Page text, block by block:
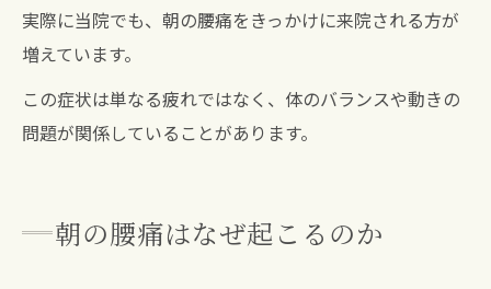
実際に当院でも、朝の腰痛をきっかけに来院される方が
増えています。
この症状は単なる疲れではなく、体のバランスや動きの
問題が関係していることがあります。
朝の腰痛はなぜ起こるのか